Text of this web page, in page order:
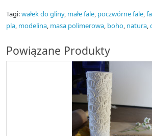
Tagi:wałek do gliny, małe fale, poczwórne fale,
pla, modelina, masa polimerowa, boho, natura,
Powiązane Produkty